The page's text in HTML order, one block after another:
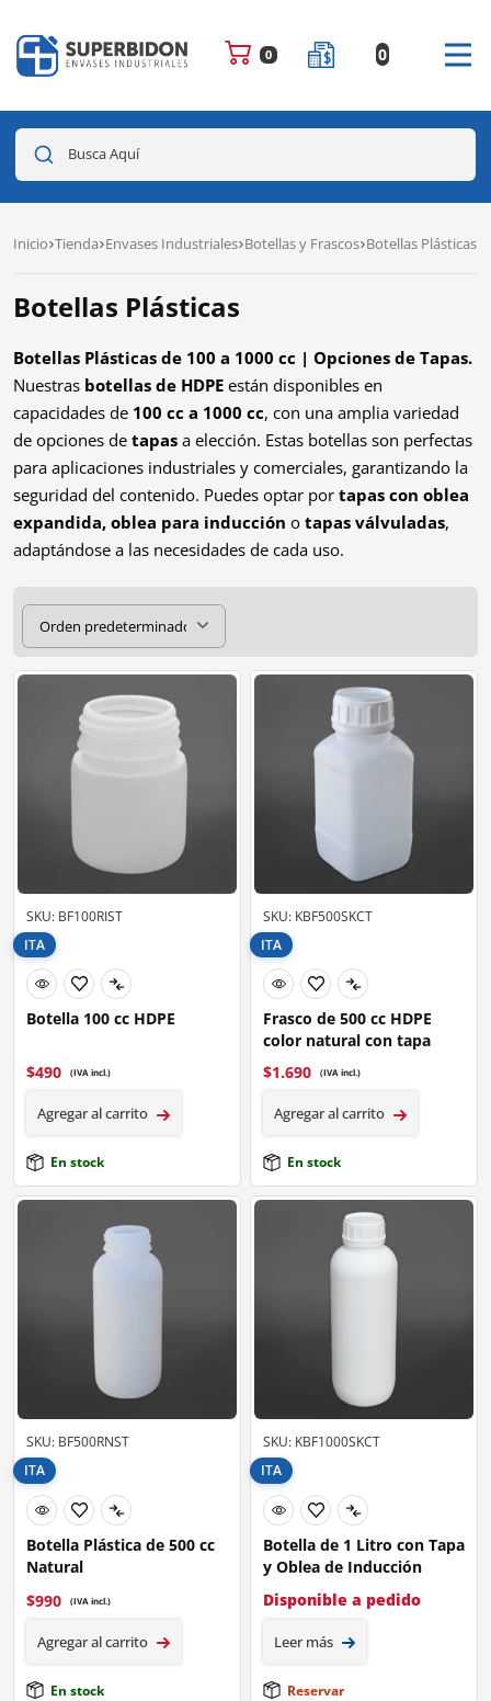
0 0
Busca Aquí
Inicio Tienda Envases Industriales Botellas y Frascos Botellas Plásticas
Botellas Plásticas
Botellas Plásticas de 100 a 1000 cc | Opciones de Tapas.
Nuestras botellas de HDPE están disponibles en
capacidades de 100 cc a 1000 cc, con una amplia variedad
de opciones de tapas a elección. Estas botellas son perfectas
para aplicaciones industriales y comerciales, garantizando la
seguridad del contenido. Puedes optar por tapas con oblea
expandida, oblea para inducción o tapas válvuladas,
adaptándose a las necesidades de cada uso.
SKU: BF100RIST
ITA
Botella 100 cc HDPE
$490 (IVA incl.)
Agregar al carrito
En stock
SKU: KBF500SKCT
ITA
Frasco de 500 cc HDPE
color natural con tapa
$1.690 (IVA incl.)
Agregar al carrito
En stock
SKU: BF500RNST
ITA
Botella Plástica de 500 cc
Natural
$990 (IVA incl.)
Agregar al carrito
En stock
SKU: KBF1000SKCT
ITA
Botella de 1 Litro con Tapa
y Oblea de Inducción
Disponible a pedido
Leer más
Reservar